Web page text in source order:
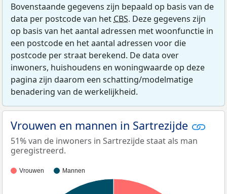
Bovenstaande gegevens zijn bepaald op basis van de
data per postcode van het CBS. Deze gegevens zijn
op basis van het aantal adressen met woonfunctie in
een postcode en het aantal adressen voor die
postcode per straat berekend. De data over
inwoners, huishoudens en woningwaarde op deze
pagina zijn daarom een schatting/modelmatige
benadering van de werkelijkheid.
Vrouwen en mannen in Sartrezijde
51% van de inwoners in Sartrezijde staat als man
geregistreerd.
Vrouwen Mannen